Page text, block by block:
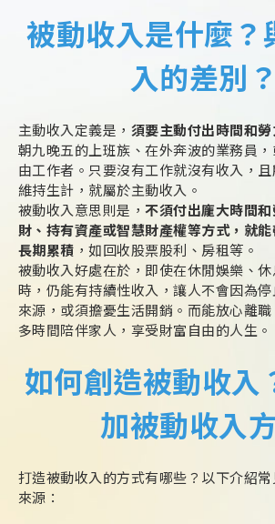
被動收入是什麼？
入的差別？
主動收入定義是， 須要主動付出時間和
朝九晚五的上班族、在外奔波的業務員
由工作者。只要沒有工作就沒有收入，
維持生計，就屬於主動收入。
被動收入意思則是，不須付出龐大時間
財、持有資產或智慧財產權等方式，就能
長期累積 ，如回收股票股利、房租等。
被動收入好處在於，即使在休閒娛樂、
時，仍能有持續性收入，讓人不會因為
來源，或須擔憂生活開銷。而能放心離
多時間陪伴家人，享受財富自由的人生。
如何創造被動收入
加被動收入
打造被動收入的方式有哪些？以下介紹常
來源：